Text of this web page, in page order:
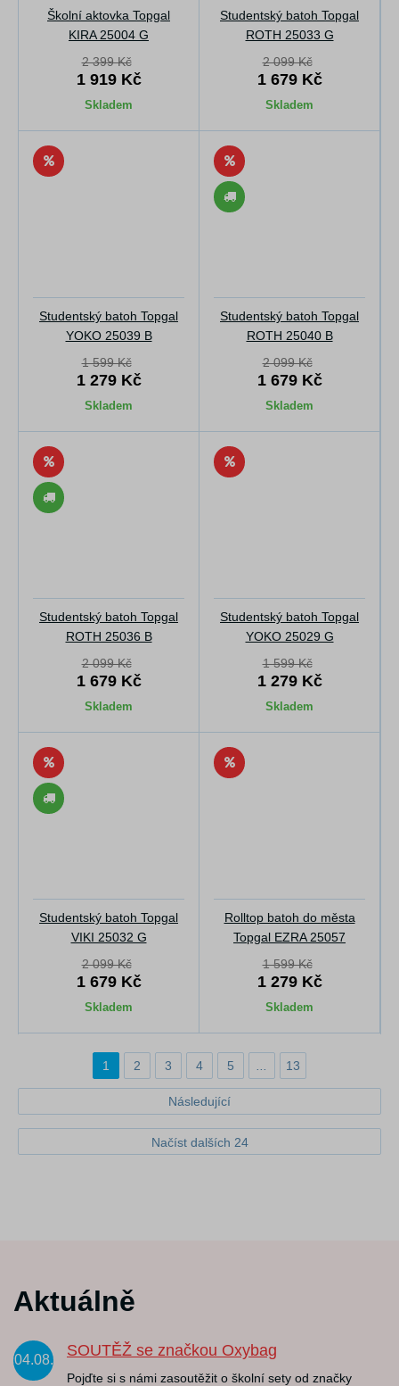
Školní aktovka Topgal
KIRA 25004 G
2 399 Kč
1 919 Kč
Skladem
Studentský batoh Topgal
ROTH 25033 G
2 099 Kč
1 679 Kč
Skladem
Studentský batoh Topgal
YOKO 25039 B
1 599 Kč
1 279 Kč
Skladem
Studentský batoh Topgal
ROTH 25040 B
2 099 Kč
1 679 Kč
Skladem
Studentský batoh Topgal
ROTH 25036 B
2 099 Kč
1 679 Kč
Skladem
Studentský batoh Topgal
YOKO 25029 G
1 599 Kč
1 279 Kč
Skladem
Studentský batoh Topgal
VIKI 25032 G
2 099 Kč
1 679 Kč
Skladem
Rolltop batoh do města
Topgal EZRA 25057
1 599 Kč
1 279 Kč
Skladem
1 2 3 4 5 13
Následující
Načíst dalších 24
Aktuálně
04.08.
SOUTĚŽ se značkou Oxybag
Pojďte si s námi zasoutěžit o školní sety od značky